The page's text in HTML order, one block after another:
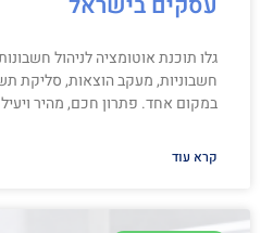
גלו תוכנת אוטומציה לניהול
חשבוניות, מעקב הוצאות, סליקת
במקום אחד. פתרון חכם, מהיר
קרא עוד